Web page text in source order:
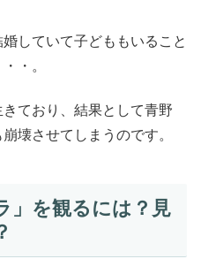
していて子どももいること
・。
ており、結果として青野
壊させてしまうのです。
」を観るには？見